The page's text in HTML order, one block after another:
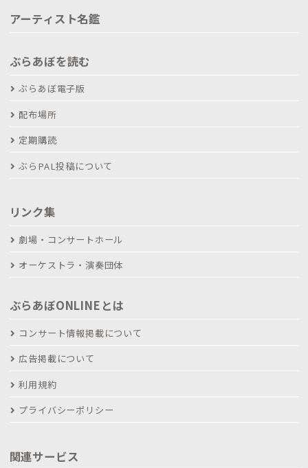
アーティスト名鑑
ぶらあぼを読む
ぶらあぼ電子版
配布場所
定期購読
ぶらPAL投稿について
リンク集
劇場・コンサートホール
オーケストラ・演奏団体
ぶらあぼONLINEとは
コンサート情報掲載について
広告掲載について
利用規約
プライバシーポリシー
関連サービス